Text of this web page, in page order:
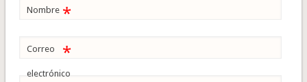
Nombre *
Correo
electrónico
*